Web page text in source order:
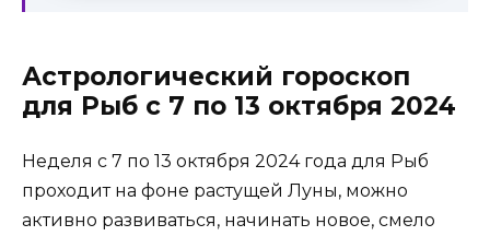
Астрологический гороскоп
для Рыб с 7 по 13 октября 2024
Неделя с 7 по 13 октября 2024 года для Рыб
проходит на фоне растущей Луны, можно
активно развиваться, начинать новое, смело